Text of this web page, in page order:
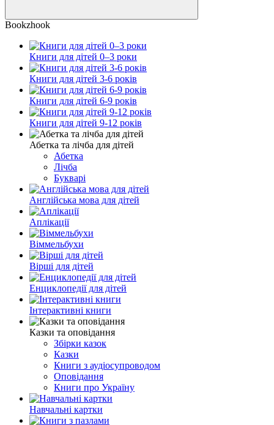
Bookzhook
Книги для дітей 0–3 роки
Книги для дітей 3-6 років
Книги для дітей 6-9 років
Книги для дітей 9-12 років
Абетка та лічба для дітей
Абетка
Лічба
Букварі
Англійська мова для дітей
Аплікації
Віммельбухи
Вірші для дітей
Енциклопедії для дітей
Інтерактивні книги
Казки та оповідання
Збірки казок
Казки
Книги з аудіосупроводом
Оповідання
Книги про Україну
Навчальні картки